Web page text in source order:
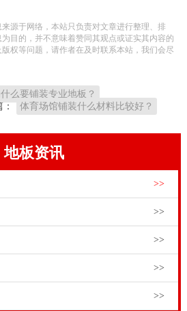
板安装弹性垫片的重要意义：
如果运动木地板过于僵硬，那么
能够有效的保护运动者的摔倒，
源于网络，本站只负责对文章进行整理、排
目的，并不意味着赞同其观点或证实其内容的
权等问题，请作者在及时联系本站，我们会尽
么要铺装专业地板？
体育场馆铺装什么材料比较好？
地板资讯
>>
>>
>>
>>
>>